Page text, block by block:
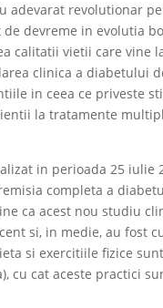
adevarat revolutionar
devreme in evolutia
calitatii vietii care vine
clinica a diabetului
in ceea ce priveste
la tratamente
in perioada 25 iulie
completa a
ca acest nou studiu
si, in medie, au fost
si exercitiile fizice
cu cat aceste practici